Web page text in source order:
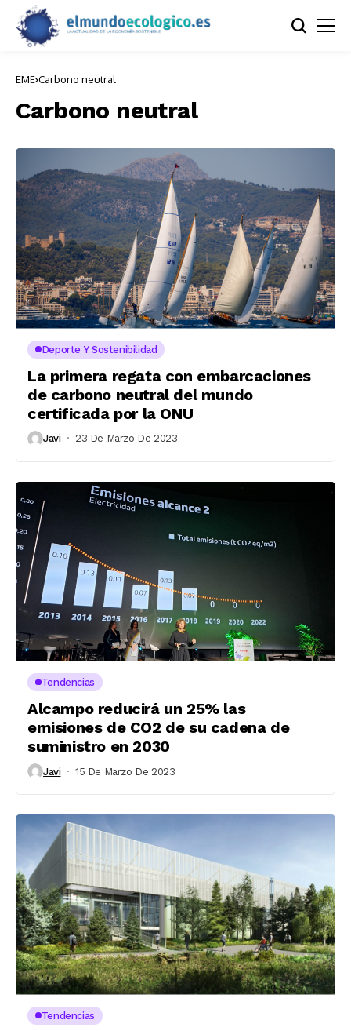
EME Carbono neutral
Carbono neutral
Deporte Y Sostenibilidad
La primera regata con embarcaciones
de carbono neutral del mundo
certificada por la ONU
Javi 23 De Marzo De 2023
Tendencias
Alcampo reducirá un 25% las
emisiones de CO2 de su cadena de
suministro en 2030
Javi 15 De Marzo De 2023
Tendencias